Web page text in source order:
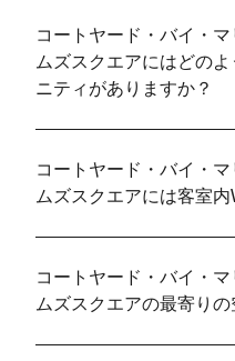
コートヤード・バイ・
ムズスクエアにはどの
ニティがありますか？
コートヤード・バイ・
ムズスクエアには客室
コートヤード・バイ・
ムズスクエアの最寄り